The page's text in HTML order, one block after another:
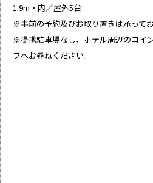
1.9m・内／屋外5台
※事前の予約及びお取り置きは承ってお
※提携駐車場なし、ホテル周辺のコイ
フへお尋ねください。